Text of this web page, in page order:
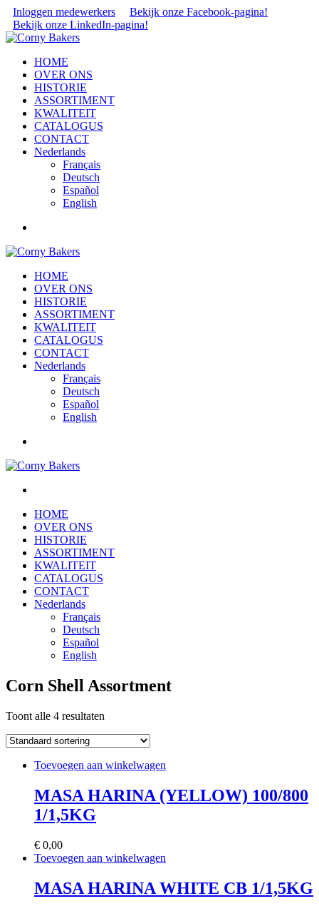
Inloggen medewerkers
Bekijk onze Facebook-pagina!
Bekijk onze LinkedIn-pagina!
HOME
OVER ONS
HISTORIE
ASSORTIMENT
KWALITEIT
CATALOGUS
CONTACT
Nederlands
Français
Deutsch
Español
English
HOME
OVER ONS
HISTORIE
ASSORTIMENT
KWALITEIT
CATALOGUS
CONTACT
Nederlands
Français
Deutsch
Español
English
HOME
OVER ONS
HISTORIE
ASSORTIMENT
KWALITEIT
CATALOGUS
CONTACT
Nederlands
Français
Deutsch
Español
English
Corn Shell Assortment
Toont alle 4 resultaten
Toevoegen aan winkelwagen
MASA HARINA (YELLOW) 100/800
1/1,5KG
€ 0,00
Toevoegen aan winkelwagen
MASA HARINA WHITE CB 1/1,5KG